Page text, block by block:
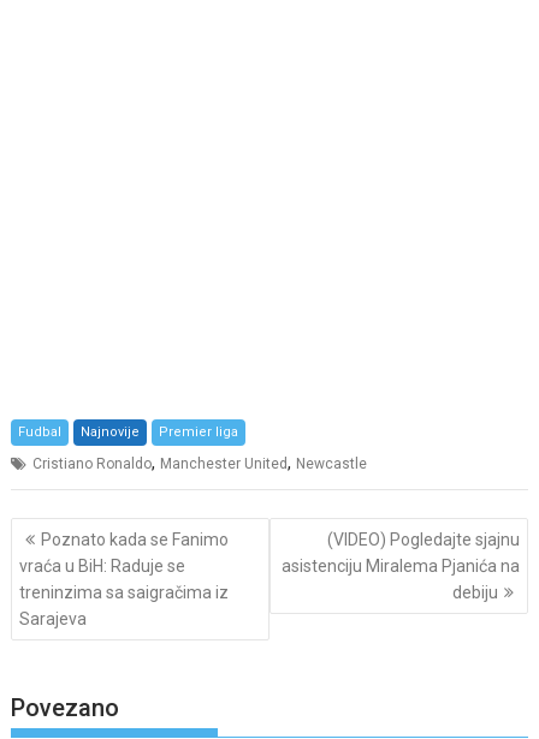
Fudbal Najnovije Premier liga
Cristiano Ronaldo, Manchester United, Newcastle
Post
navigation
Poznato kada se Fanimo
vraća u BiH: Raduje se
treninzima sa saigračima iz
Sarajeva
(VIDEO) Pogledajte sjajnu
asistenciju Miralema Pjanića na
debiju
Povezano